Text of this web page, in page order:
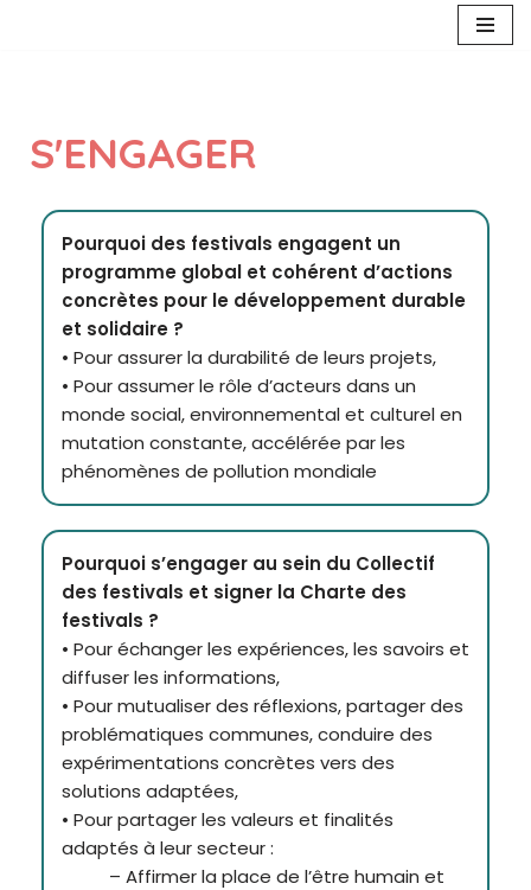
S'ENGAGER
Pourquoi des festivals engagent un
programme global et cohérent d’actions
concrètes pour le développement durable
et solidaire ?
• Pour assurer la durabilité de leurs projets,
• Pour assumer le rôle d’acteurs dans un
monde social, environnemental et culturel en
mutation constante, accélérée par les
phénomènes de pollution mondiale
Pourquoi s’engager au sein du Collectif
des festivals et signer la Charte des
festivals ?
• Pour échanger les expériences, les savoirs et
diffuser les informations,
• Pour mutualiser des réflexions, partager des
problématiques communes, conduire des
expérimentations concrètes vers des
solutions adaptées,
• Pour partager les valeurs et finalités
adaptés à leur secteur :
– Affirmer la place de l’être humain et